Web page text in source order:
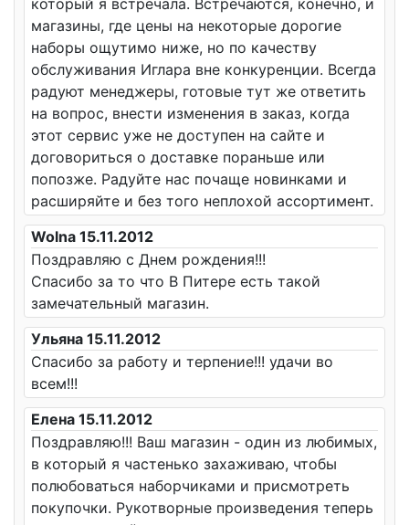
который я встречала. Встречаются, конечно, и
магазины, где цены на некоторые дорогие
наборы ощутимо ниже, но по качеству
обслуживания Иглара вне конкуренции. Всегда
радуют менеджеры, готовые тут же ответить
на вопрос, внести изменения в заказ, когда
этот сервис уже не доступен на сайте и
договориться о доставке пораньше или
попозже. Радуйте нас почаще новинками и
расширяйте и без того неплохой ассортимент.
Wolna 15.11.2012
Поздравляю с Днем рождения!!!
Спасибо за то что В Питере есть такой
замечательный магазин.
Ульяна 15.11.2012
Спасибо за работу и терпение!!! удачи во
всем!!!
Елена 15.11.2012
Поздравляю!!! Ваш магазин - один из любимых,
в который я частенько захаживаю, чтобы
полюбоваться наборчиками и присмотреть
покупочки. Рукотворные произведения теперь